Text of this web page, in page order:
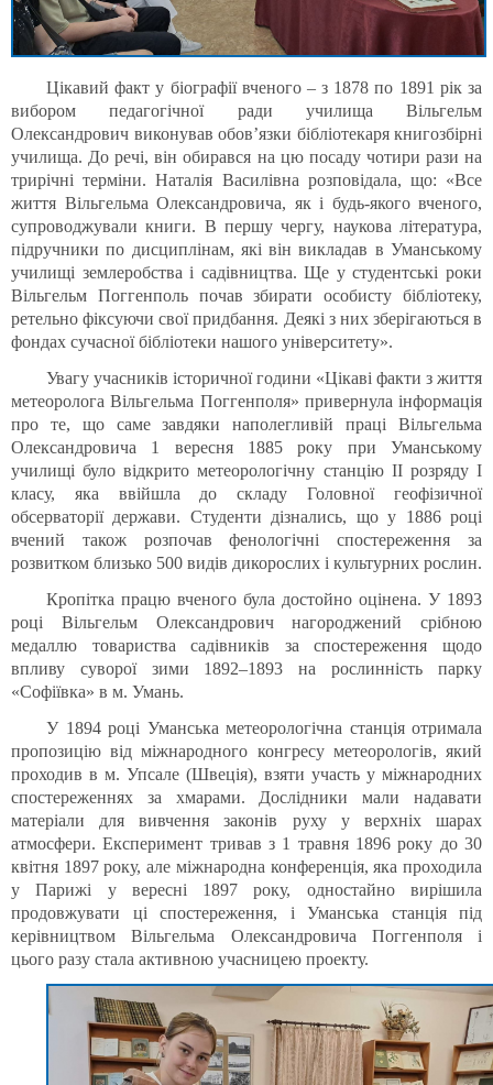
Цікавий факт у біографії вченого – з 1878 по 1891 рік за
вибором педагогічної ради училища Вільгельм
Олександрович виконував обов’язки бібліотекаря книгозбірні
училища. До речі, він обирався на цю посаду чотири рази на
трирічні терміни. Наталія Василівна розповідала, що: «Все
життя Вільгельма Олександровича, як і будь-якого вченого,
супроводжували книги. В першу чергу, наукова література,
підручники по дисциплінам, які він викладав в Уманському
училищі землеробства і садівництва. Ще у студентські роки
Вільгельм Поггенполь почав збирати особисту бібліотеку,
ретельно фіксуючи свої придбання. Деякі з них зберігаються в
фондах сучасної бібліотеки нашого університету».
Увагу учасників історичної години «Цікаві факти з життя
метеоролога Вільгельма Поггенполя» привернула інформація
про те, що саме завдяки наполегливій праці Вільгельма
Олександровича 1 вересня 1885 року при Уманському
училищі було відкрито метеорологічну станцію II розряду I
класу, яка ввійшла до складу Головної геофізичної
обсерваторії держави. Студенти дізнались, що у 1886 році
вчений також розпочав фенологічні спостереження за
розвитком близько 500 видів дикорослих і культурних рослин.
Кропітка працю вченого була достойно оцінена. У 1893
році Вільгельм Олександрович нагороджений срібною
медаллю товариства садівників за спостереження щодо
впливу суворої зими 1892–1893 на рослинність парку
«Софіївка» в м. Умань.
У 1894 році Уманська метеорологічна станція отримала
пропозицію від міжнародного конгресу метеорологів, який
проходив в м. Упсале (Швеція), взяти участь у міжнародних
спостереженнях за хмарами. Дослідники мали надавати
матеріали для вивчення законів руху у верхніх шарах
атмосфери. Експеримент тривав з 1 травня 1896 року до 30
квітня 1897 року, але міжнародна конференція, яка проходила
у Парижі у вересні 1897 року, одностайно вирішила
продовжувати ці спостереження, і Уманська станція під
керівництвом Вільгельма Олександровича Поггенполя і
цього разу стала активною учасницею проекту.